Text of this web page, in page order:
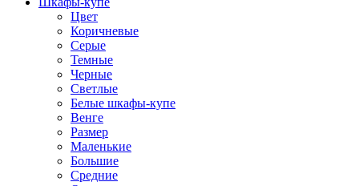
Цвет
Коричневые
Серые
Темные
Черные
Светлые
Белые шкафы-купе
Венге
Размер
Маленькие
Большие
Средние